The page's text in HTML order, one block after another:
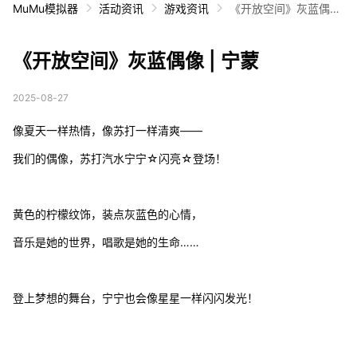
MuMu模拟器 活动资讯 游戏资讯
《开放空间》灰蓝偶像
《开放空间》灰蓝偶像 | 宁蒙
2025-08-27
像夏天一样热情，像苏打一样清爽——
我们的偶像，苏打汽水宁宁☆闪亮☆登场！
黄色的柠檬纹饰，装点灰蓝色的心情，
音乐是她的世界，唱歌是她的生命……
登上梦想的舞台，宁宁也会像星星一样闪闪发光！